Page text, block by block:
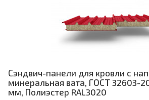
Сэндвич-панели для кровли с
минеральная вата, ГОСТ 32603-
мм, Полиэстер RAL3020